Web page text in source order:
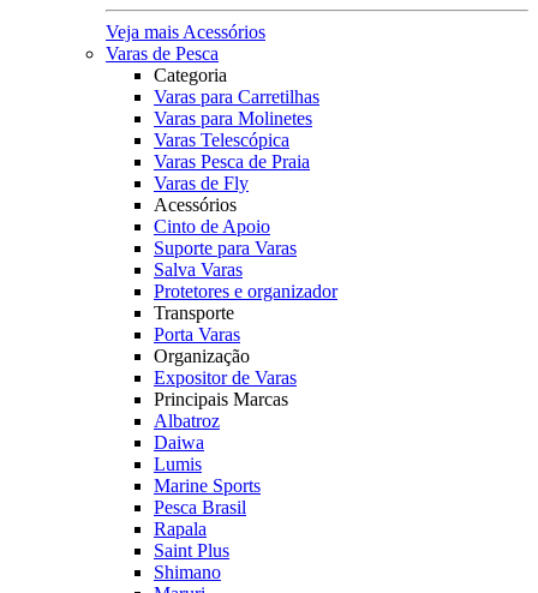
Veja mais Acessórios
Varas de Pesca
Categoria
Varas para Carretilhas
Varas para Molinetes
Varas Telescópica
Varas Pesca de Praia
Varas de Fly
Acessórios
Cinto de Apoio
Suporte para Varas
Salva Varas
Protetores e organizador
Transporte
Porta Varas
Organização
Expositor de Varas
Principais Marcas
Albatroz
Daiwa
Lumis
Marine Sports
Pesca Brasil
Rapala
Saint Plus
Shimano